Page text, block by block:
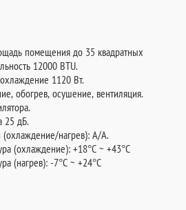
помещения до 35 квадратных
12000 BTU.
1120 Вт.
обогрев, осушение, вентиляция.
25 дБ.
(охлаждение/нагрев): А/А.
(охлаждение): +18°C ~ +43°C
(нагрев): -7°C ~ +24°C